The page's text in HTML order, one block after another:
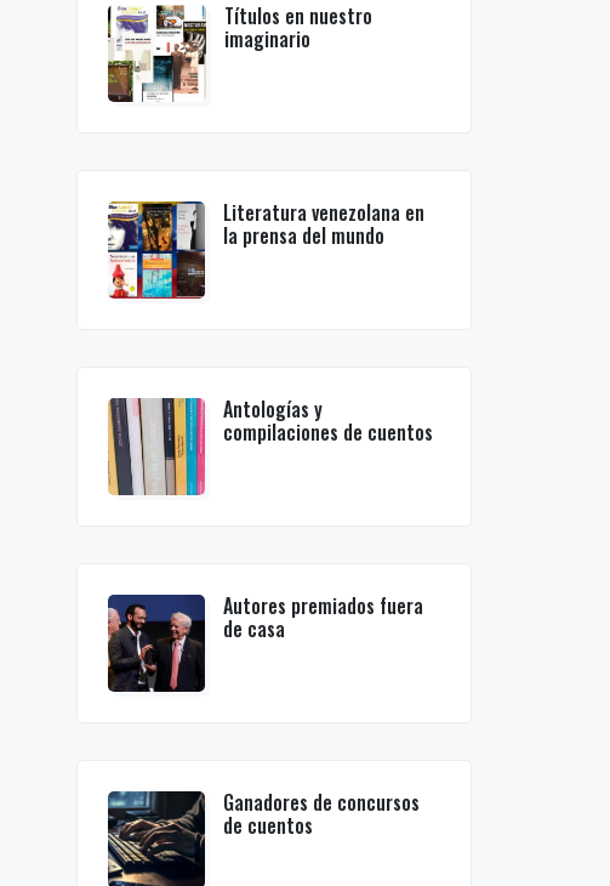
Títulos en nuestro
imaginario
Literatura venezolana en
la prensa del mundo
Antologías y
compilaciones de cuentos
Autores premiados fuera
de casa
Ganadores de concursos
de cuentos